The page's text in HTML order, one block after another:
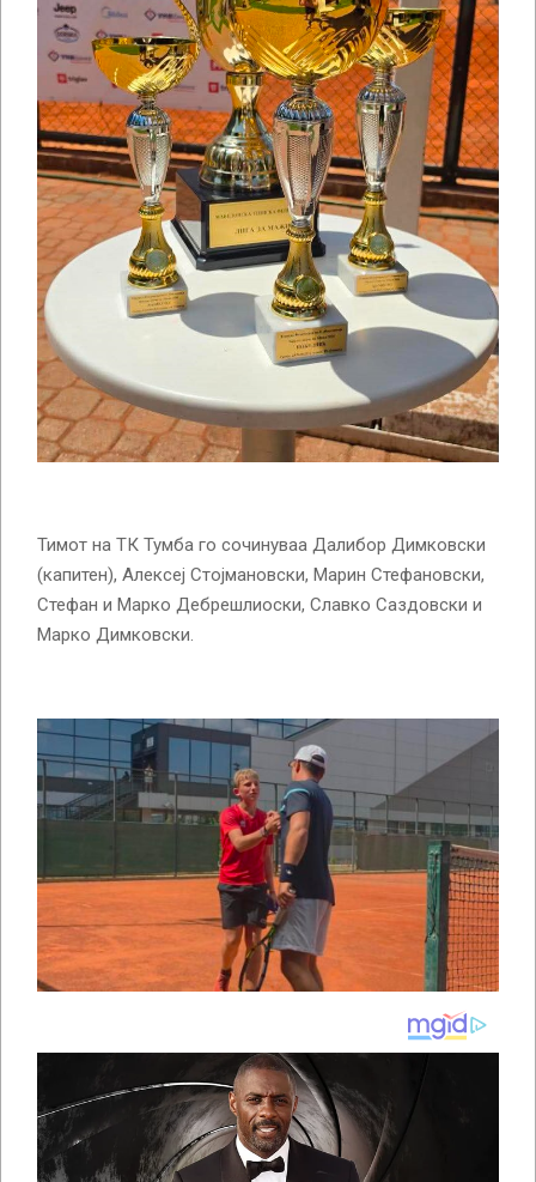
Тимот на ТК Тумба го сочинуваа Далибор Димковски
(капитен), Алексеј Стојмановски, Марин Стефановски,
Стефан и Марко Дебрешлиоски, Славко Саздовски и
Марко Димковски.